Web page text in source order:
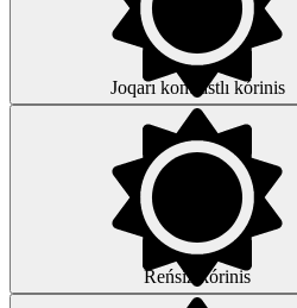
Joqarı kontrastlı kórinis
Reńsiz kórinis